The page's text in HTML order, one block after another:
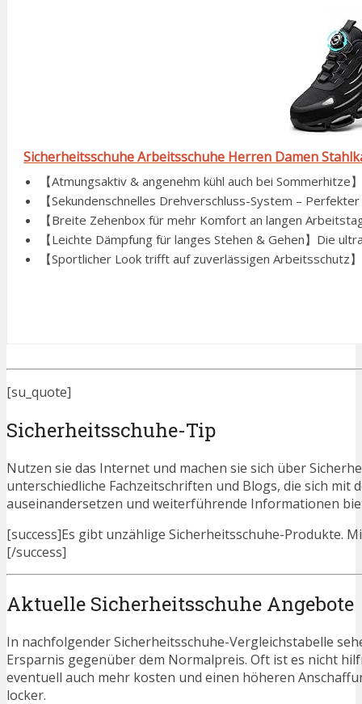
Sicherheitsschuhe Arbeitsschuhe Herren Damen
【Atmungsaktiv & angenehm kühl auch bei
【Sekundenschnelles Drehverschluss-System –
【Breite Zehenbox für mehr Komfort an langen
【Leichte Dämpfung für langes Stehen & Gehen】Die
【Sportlicher Look trifft auf zuverlässigen Arbeitsschutz
[su_quote]
Sicherheitsschuhe-Tip
Nutzen sie das Internet und machen sie sich über
unterschiedliche Fachzeitschriften und Blogs, die sich mit
auseinandersetzen und weiterführende Informationen
[success]Es gibt unzählige Sicherheitsschuhe-Produkte.
[/success]
Aktuelle Sicherheitsschuhe Angebote
In nachfolgender Sicherheitsschuhe-Vergleichstabelle
Ersparnis gegenüber dem Normalpreis. Oft ist es nicht
eventuell auch mehr kosten und einen höheren
locker.